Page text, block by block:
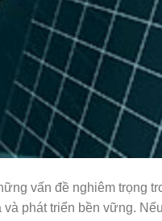
vấn đề nghiêm trọng
phát triển bền vững. Nếu